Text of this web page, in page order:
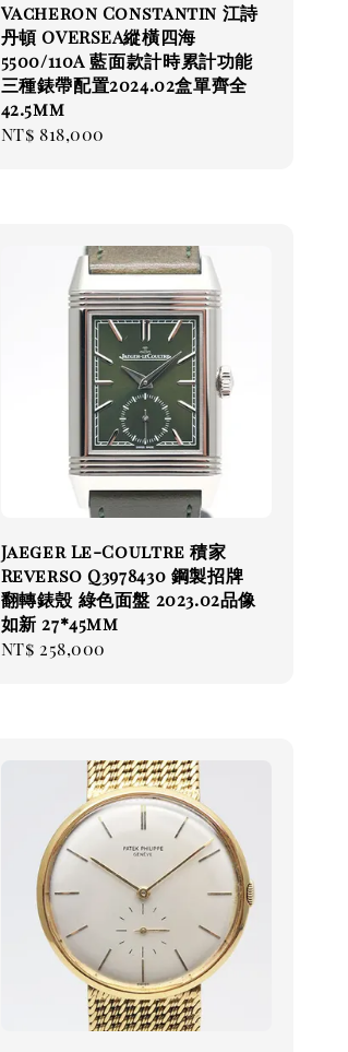
Vacheron Constantin 江詩
丹頓 OVERSEA縱橫四海
5500/110A 藍面款計時累計功能
三種錶帶配置2024.02盒單齊全
42.5mm
Regular
NT$ 818,000
Jaeger Le-Coultre 積家
Reverso Q3978430 鋼製招牌
翻轉錶殼 綠色面盤 2023.02品像
如新 27*45mm
Regular
NT$ 258,000